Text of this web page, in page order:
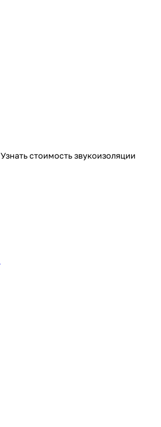
Узнать стоимость звукоизоляции